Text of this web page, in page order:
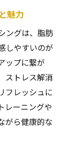
グのダイ
グのポイ
引き締め
全身運動
で決まり
イエット
魅力
ングは、脂肪
しやすいのが
ップに繋が
ストレス解消
フレッシュに
レーニングや
がら健康的な